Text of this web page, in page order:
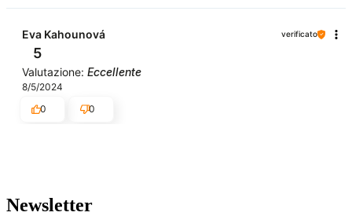
Eva Kahounová verificato
5
Valutazione: Eccellente
8/5/2024
0
0
Newsletter